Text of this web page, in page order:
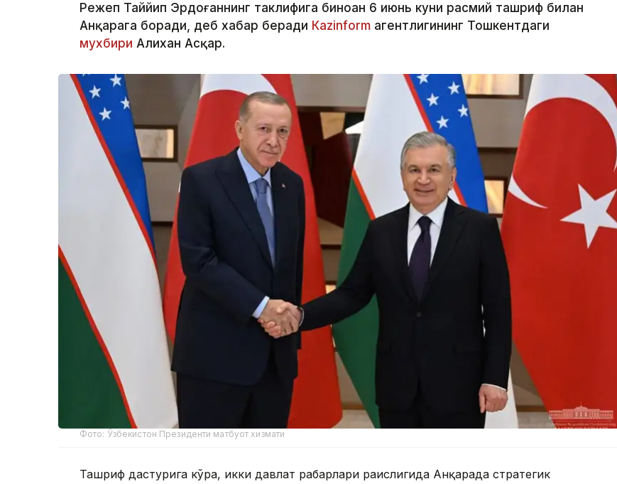
Режеп Таййип Эрдоғаннинг таклифига биноан 6 июнь куни расмий ташриф билан
Анқарага боради, деб хабар беради Каzinform агентлигининг Тошкентдаги
мухбири Алихан Асқар.
Фото: Ўзбекистон Президенти матбуот хизмати
Ташриф дастурига кўра, икки давлат раҳбарлари раислигида Анқарада стратегик